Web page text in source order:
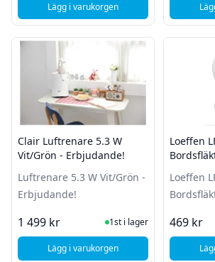
Lägg i varukorgen, Clair Luftrenare 2.4 W Vit/Grön
Clair Luftrenare 5.3 W
Vit/Grön - Erbjudande!
Luftrenare 5.3 W Vit/Grön -
Erbjudande!
1 499 kr I Lager
1st i lager
Lägg i varukorgen, Clair Luftrenare 5.3 W Vit/Grön
Loeffen
Loeffen
469 kr